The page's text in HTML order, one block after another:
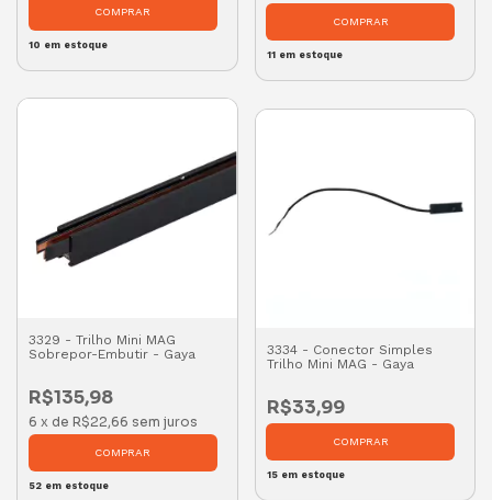
10 em estoque
11em estoque
3329 - Trilho Mini MAG
Sobrepor-Embutir - Gaya
R$135,98
6 x de R$22,66 sem juros
52 em estoque
3334 - Conector Simples
Trilho Mini MAG - Gaya
R$33,99
15em estoque